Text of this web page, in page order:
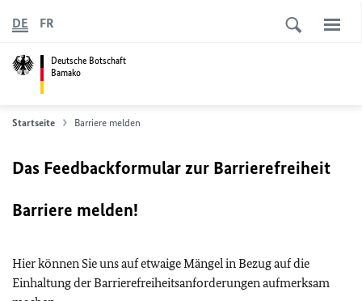
Deutsche Botschaft
Bamako
DE FR
Startseite Barriere melden
Das Feedbackformular zur Barrierefreiheit
Barriere melden!
Hier können Sie uns auf etwaige Mängel in Bezug auf die
Einhaltung der Barrierefreiheitsanforderungen aufmerksam